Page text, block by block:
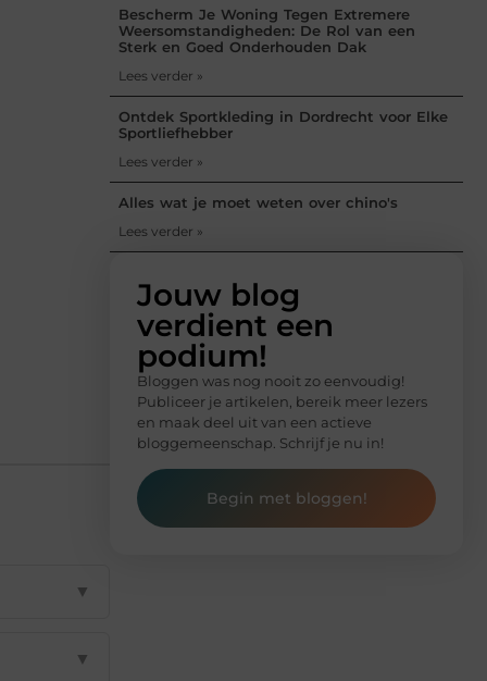
▼
▼
Bescherm Je Woning Tegen Extremere
Weersomstandigheden: De Rol van een
Sterk en Goed Onderhouden Dak
Lees verder »
Ontdek Sportkleding in Dordrecht voor Elke
Sportliefhebber
Lees verder »
Alles wat je moet weten over chino's
Lees verder »
Jouw blog
verdient een
podium!
Bloggen was nog nooit zo eenvoudig!
Publiceer je artikelen, bereik meer lezers
en maak deel uit van een actieve
bloggemeenschap. Schrijf je nu in!
Begin met bloggen!